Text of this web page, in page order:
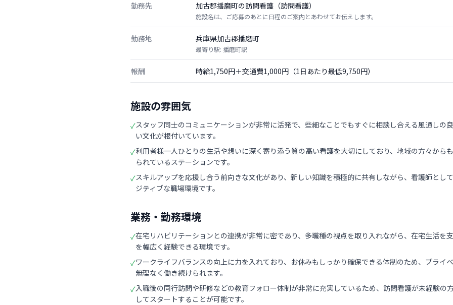
勤務先 加古郡播磨町の訪問看護（訪問看護）
施設名は、ご応募のあとに日程のご案内とあわせてお伝えします。
勤務地 兵庫県加古郡播磨町
最寄り駅: 播磨町駅
報酬 時給1,750円＋交通費1,000円（1日あたり最低9,750円）
施設の雰囲気
✓スタッフ同士のコミュニケーションが非常に活発で、些細なことでもすぐに相談し合える風通しの
い文化が根付いています。
✓利用者様一人ひとりの生活や想いに深く寄り添う質の高い看護を大切にしており、地域の方々から
られているステーションです。
✓スキルアップを応援し合う前向きな文化があり、新しい知識を積極的に共有しながら、看護師とし
ジティブな職場環境です。
業務・勤務環境
✓在宅リハビリテーションとの連携が非常に密であり、多職種の視点を取り入れながら、在宅生活を
を幅広く経験できる環境です。
✓ワークライフバランスの向上に力を入れており、お休みもしっかり確保できる体制のため、プライ
無理なく働き続けられます。
✓入職後の同行訪問や研修などの教育フォロー体制が非常に充実しているため、訪問看護が未経験の
してスタートすることが可能です。